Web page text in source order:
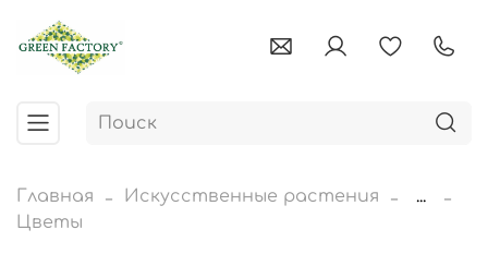
Главная Искусственные растения
...
Цветы